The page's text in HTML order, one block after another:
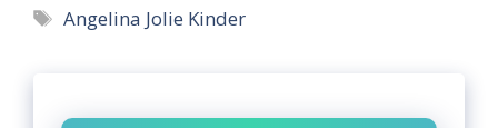
Tags
Angelina Jolie Kinder